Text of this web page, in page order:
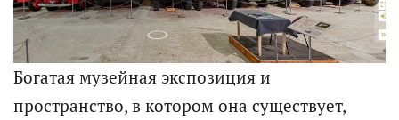
Богатая музейная экспозиция и
пространство, в котором она существует,